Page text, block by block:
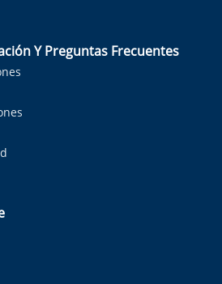
Y Preguntas Frecuentes